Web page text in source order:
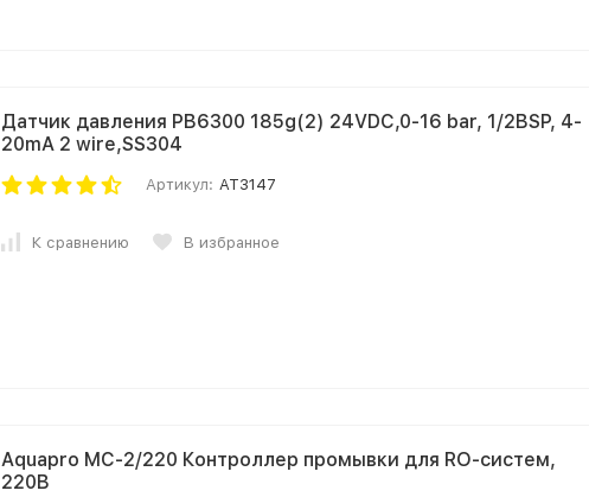
Датчик давления PB6300 185g(2) 24VDC,0-16 bar, 1/2BSP, 4-
20mA 2 wire,SS304
Артикул: AT3147
К сравнению В избранное
Aquapro MC-2/220 Контроллер промывки для RO-систем,
220В